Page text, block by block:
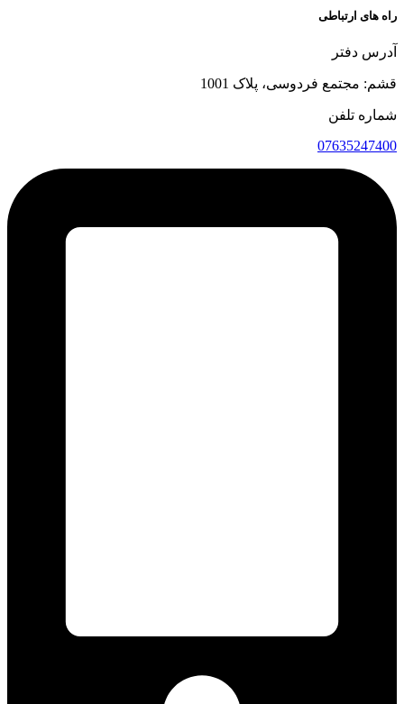
راه های ارتباطی
آدرس دفتر
قشم: مجتمع فردوسی، پلاک 1001
شماره تلفن
07635247400